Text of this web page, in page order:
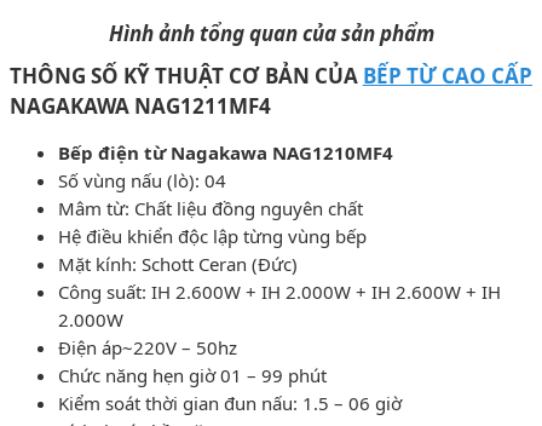
Hình ảnh tổng quan của sản phẩm
THÔNG SỐ KỸ THUẬT CƠ BẢN CỦA BẾP TỪ CAO CẤP
NAGAKAWA NAG1211MF4
Bếp điện từ Nagakawa NAG1210MF4
Số vùng nấu (lò): 04
Mâm từ: Chất liệu đồng nguyên chất
Hệ điều khiển độc lập từng vùng bếp
Mặt kính: Schott Ceran (Đức)
Công suất: IH 2.600W + IH 2.000W + IH 2.600W + IH
2.000W
Điện áp~220V – 50hz
Chức năng hẹn giờ 01 – 99 phút
Kiểm soát thời gian đun nấu: 1.5 – 06 giờ